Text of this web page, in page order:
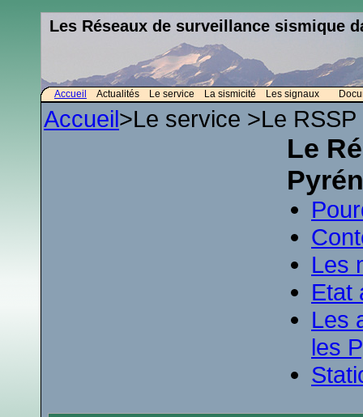
Les Réseaux de surveillance sismique
Accueil Actualités Le service La sismicité Les signaux
Accueil>Le service >Le RSSP
Le
Les
Etat
Les
les